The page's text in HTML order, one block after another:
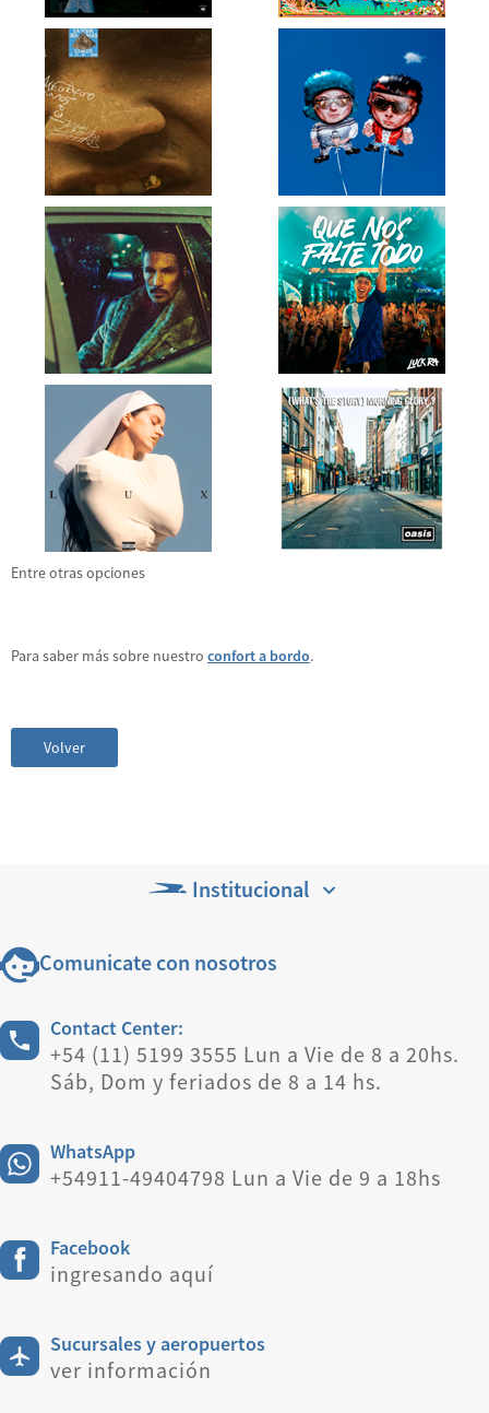
Entre otras opciones
Para saber más sobre nuestro confort a bordo.
Volver
Institucional
Comunicate con nosotros
Contact Center:
+54 (11) 5199 3555 Lun a Vie de 8 a 20hs.
Sáb, Dom y feriados de 8 a 14 hs.
WhatsApp
+54911-49404798 Lun a Vie de 9 a 18hs
Facebook
ingresando aquí
Sucursales y aeropuertos
ver información